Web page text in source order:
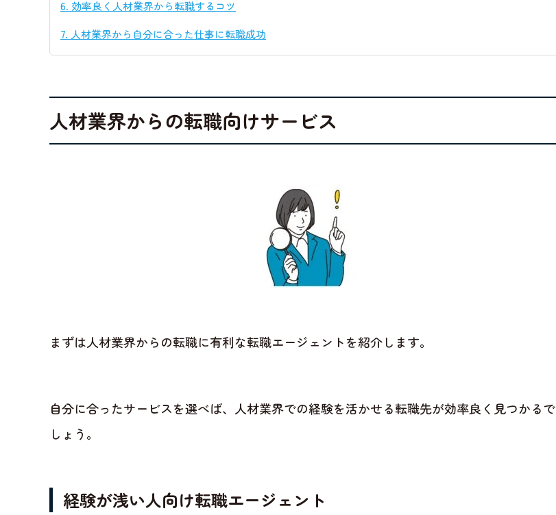
6. 効率良く人材業界から転職するコツ
7. 人材業界から自分に合った仕事に転職成功
人材業界からの転職向けサービス
まずは人材業界からの転職に有利な転職エージェントを紹介します。
自分に合ったサービスを選べば、人材業界での経験を活かせる転職先が効率良く見つかるで
しょう。
経験が浅い人向け転職エージェント